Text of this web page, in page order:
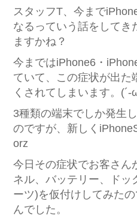
スタッフT、今まで
なるっていう話をしてき
ますかね？
今まではiPhone6・
ていて、この症状が出た
くされてしまいます。(´-
3種類の端末でしか発生
のですが、新しく
orz
今日その症状でお客さん
ネル、バッテリー、ドッ
ーツ)を仮付けしてみた
んでした。